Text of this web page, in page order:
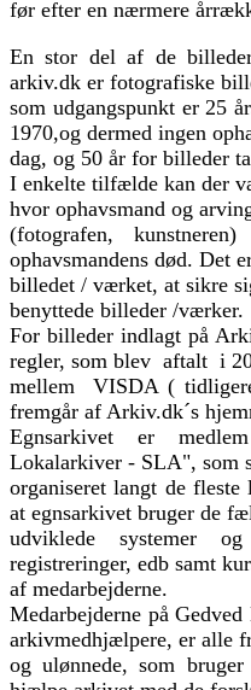
før efter en nærmere
En stor del af de
arkiv.dk er fotografiske
som udgangspunkt er 25
1970,og dermed ingen
dag, og 50 år for billeder
I enkelte tilfælde kan der
hvor ophavsmand og
(fotografen,
ophavsmandens død. Det
billedet / værket, at sikre
benyttede billeder /værker.
For billeder indlagt på
regler, som blev aftalt i
mellem VISDA (
fremgår af Arkiv.dk´s
Egnsarkivet er
Lokalarkiver - SLA", som
organiseret langt de
at egnsarkivet bruger de
udviklede systemer
registreringer, edb samt
af medarbejderne.
Medarbejderne på
arkivmedhjælpere, er alle
og ulønnede, som